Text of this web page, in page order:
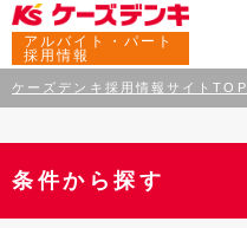
アルバイト・パート
採用情報
ケーズデンキ採用情報サイトTOP
条件から探す